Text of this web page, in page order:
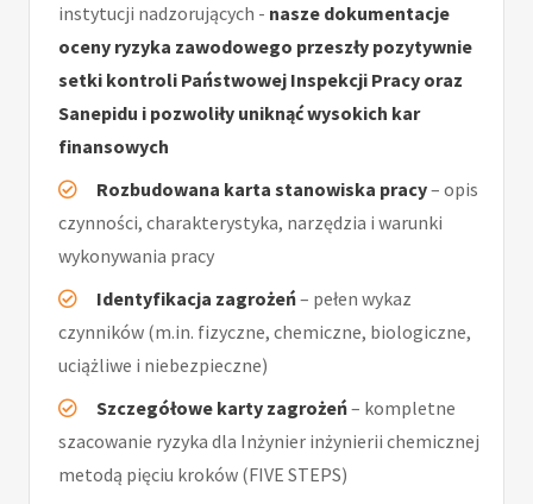
instytucji nadzorujących - nasze dokumentacje
oceny ryzyka zawodowego przeszły pozytywnie
setki kontroli Państwowej Inspekcji Pracy oraz
Sanepidu i pozwoliły uniknąć wysokich kar
finansowych
Rozbudowana karta stanowiska pracy– opis
czynności, charakterystyka, narzędzia i warunki
wykonywania pracy
Identyfikacja zagrożeń– pełen wykaz
czynników (m.in. fizyczne, chemiczne, biologiczne,
uciążliwe i niebezpieczne)
Szczegółowe karty zagrożeń– kompletne
szacowanie ryzyka dla Inżynier inżynierii chemicznej
metodą pięciu kroków (FIVE STEPS)